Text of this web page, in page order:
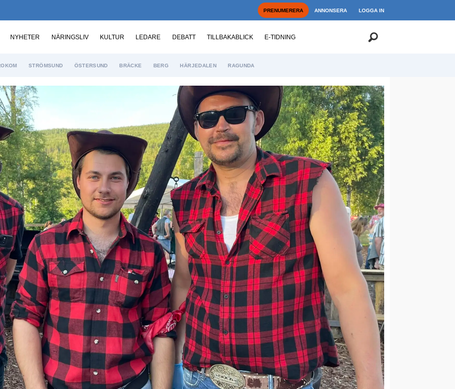
PRENUMERERA ANNONSERA LOGGA IN
NYHETER NÄRINGSLIV KULTUR LEDARE DEBATT TILLBAKABLICK E-TIDNING
STRÖMSUND ÖSTERSUND BRÄCKE BERG HÄRJEDALEN RAGUNDA